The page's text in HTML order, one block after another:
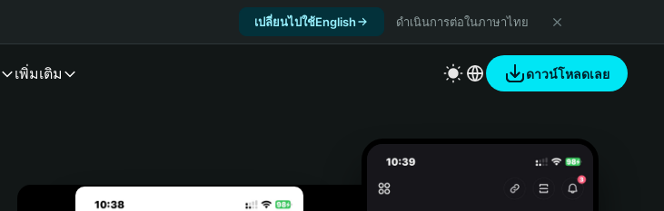
เปลี่ยนไปใช้English ดำเนินการต่อในภาษาไทย
เพิ่มเติม ดาวน์โหลดเลย